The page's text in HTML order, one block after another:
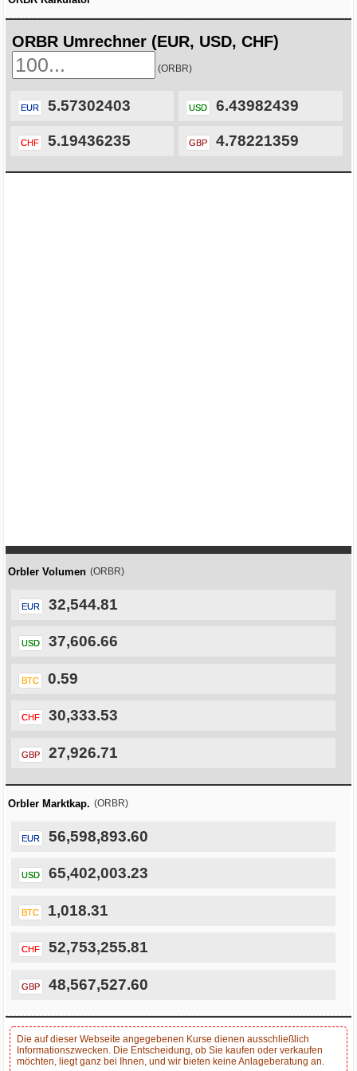
ORBR Umrechner (EUR, USD, CHF)
(ORBR)
EUR 5.57302403 USD 6.43982439
CHF 5.19436235 GBP 4.78221359
Orbler Volumen (ORBR)
EUR 32,544.81
USD 37,606.66
BTC 0.59
CHF 30,333.53
GBP 27,926.71
Orbler Marktkap. (ORBR)
EUR 56,598,893.60
USD 65,402,003.23
BTC 1,018.31
CHF 52,753,255.81
GBP 48,567,527.60
Die auf dieser Webseite angegebenen Kurse dienen ausschließlich
Informationszwecken. Die Entscheidung, ob Sie kaufen oder verkaufen
möchten, liegt ganz bei Ihnen, und wir bieten keine Anlageberatung an.